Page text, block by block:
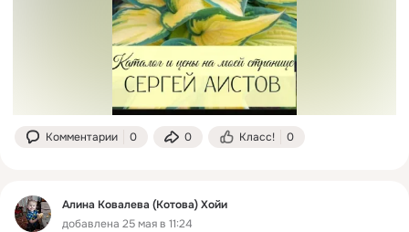
Комментарии 0 0 Класс! 0
Алина Ковалева (Котова) Хойи
добавлена 25 мая в 11:24